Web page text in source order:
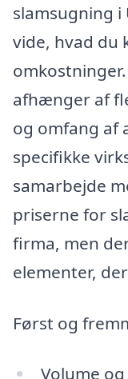
slamsugning
vide, hvad du
afhænger af
og omfang af
specifikke
samarbejde
priserne for
firma, men
elementer,
Først og
Volume